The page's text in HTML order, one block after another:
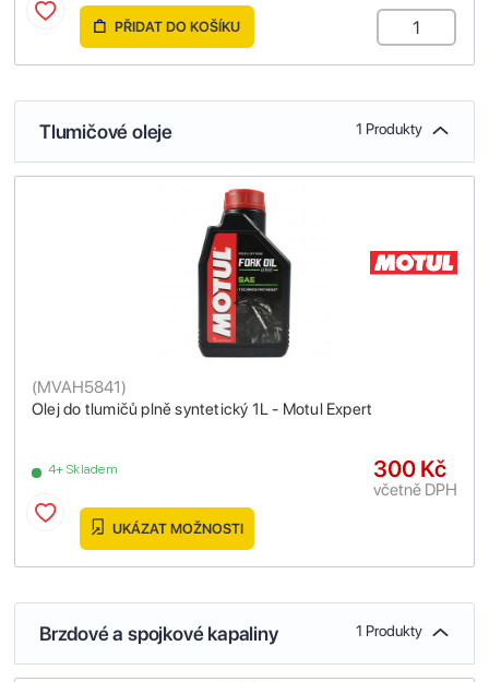
PŘIDAT DO KOŠÍKU
Tlumičové oleje 1 Produkty
Olej do tlumičů plně syntetický 1L - Motul Expert
(MVAH5841)
4+ Skladem 300 Kč
včetně DPH
UKÁZAT MOŽNOSTI
Brzdové a spojkové kapaliny 1 Produkty